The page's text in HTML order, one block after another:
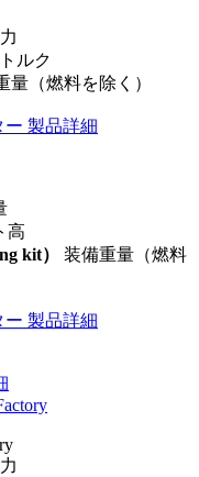
ルク
量（燃料を除く）
ー 製品詳細
高
kit） 装備重量（燃料
ー 製品詳細